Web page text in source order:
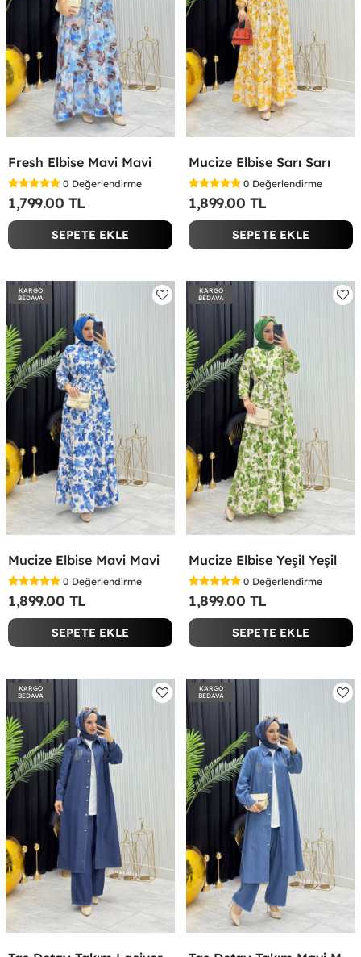
Fresh Elbise Mavi Mavi
0 Değerlendirme
1,799.00 TL
SEPETE EKLE
Mucize Elbise Sarı Sarı
0 Değerlendirme
1,899.00 TL
SEPETE EKLE
KARGO
BEDAVA
Mucize Elbise Mavi Mavi
0 Değerlendirme
1,899.00 TL
SEPETE EKLE
KARGO
BEDAVA
Mucize Elbise Yeşil Yeşil
0 Değerlendirme
1,899.00 TL
SEPETE EKLE
KARGO
BEDAVA
KARGO
BEDAVA